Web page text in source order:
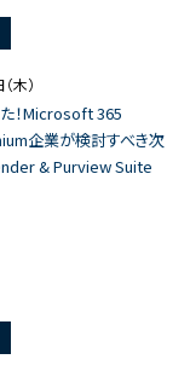
木）
！Microsoft 365
企業が検討すべき次
& Purview Suite